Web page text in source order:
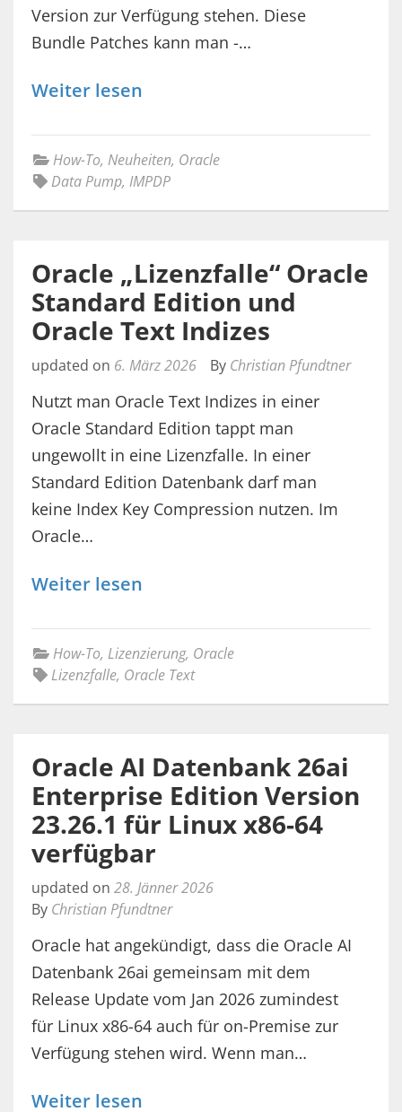
Version zur Verfügung stehen. Diese
Bundle Patches kann man -…
Weiter lesen
How-To, Neuheiten, Oracle
Data Pump, IMPDP
Oracle „Lizenzfalle“ Oracle
Standard Edition und
Oracle Text Indizes
updated on 6. März 2026 By Christian Pfundtner
Nutzt man Oracle Text Indizes in einer
Oracle Standard Edition tappt man
ungewollt in eine Lizenzfalle. In einer
Standard Edition Datenbank darf man
keine Index Key Compression nutzen. Im
Oracle…
Weiter lesen
How-To, Lizenzierung, Oracle
Lizenzfalle, Oracle Text
Oracle AI Datenbank 26ai
Enterprise Edition Version
23.26.1 für Linux x86-64
verfügbar
updated on 28. Jänner 2026
By Christian Pfundtner
Oracle hat angekündigt, dass die Oracle AI
Datenbank 26ai gemeinsam mit dem
Release Update vom Jan 2026 zumindest
für Linux x86-64 auch für on-Premise zur
Verfügung stehen wird. Wenn man…
Weiter lesen